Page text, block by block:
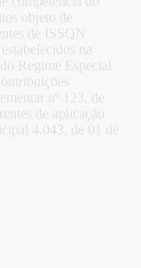
objeto de
de ISSQN
na
Regime Especial
nº 123, de
de aplicação
4.043, de 01 de